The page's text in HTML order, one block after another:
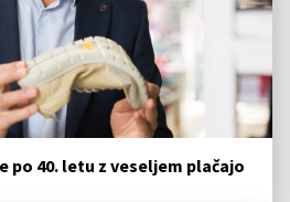
po 40. letu z veseljem plačajo